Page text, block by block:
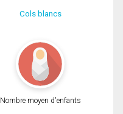
Cols blancs
Nombre moyen d'enfants